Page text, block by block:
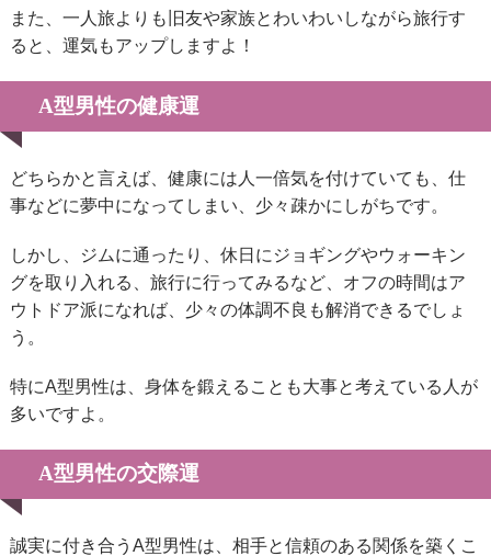
また、一人旅よりも旧友や家族とわいわいしながら旅行す
ると、運気もアップしますよ！
A型男性の健康運
どちらかと言えば、健康には人一倍気を付けていても、仕
事などに夢中になってしまい、少々疎かにしがちです。
しかし、ジムに通ったり、休日にジョギングやウォーキン
グを取り入れる、旅行に行ってみるなど、オフの時間はア
ウトドア派になれば、少々の体調不良も解消できるでしょ
う。
特にA型男性は、身体を鍛えることも大事と考えている人が
多いですよ。
A型男性の交際運
誠実に付き合うA型男性は、相手と信頼のある関係を築くこ